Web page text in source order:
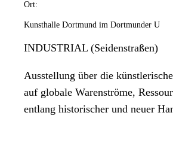
Ort:
Kunsthalle Dortmund im Dortmunder U
INDUSTRIAL (Seidenstraßen)
Ausstellung über die
auf globale Warenströme,
entlang historischer und neuer